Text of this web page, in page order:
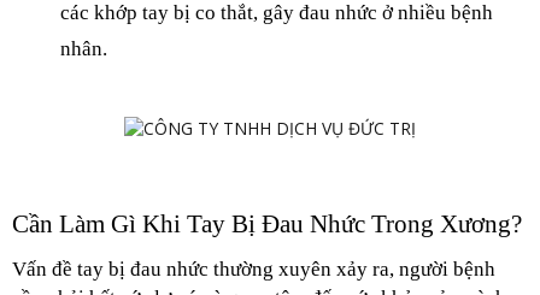
các khớp tay bị co thắt, gây đau nhức ở nhiều bệnh
nhân.
Cần Làm Gì Khi Tay Bị Đau Nhức Trong Xương?
Vấn đề tay bị đau nhức thường xuyên xảy ra, người bệnh